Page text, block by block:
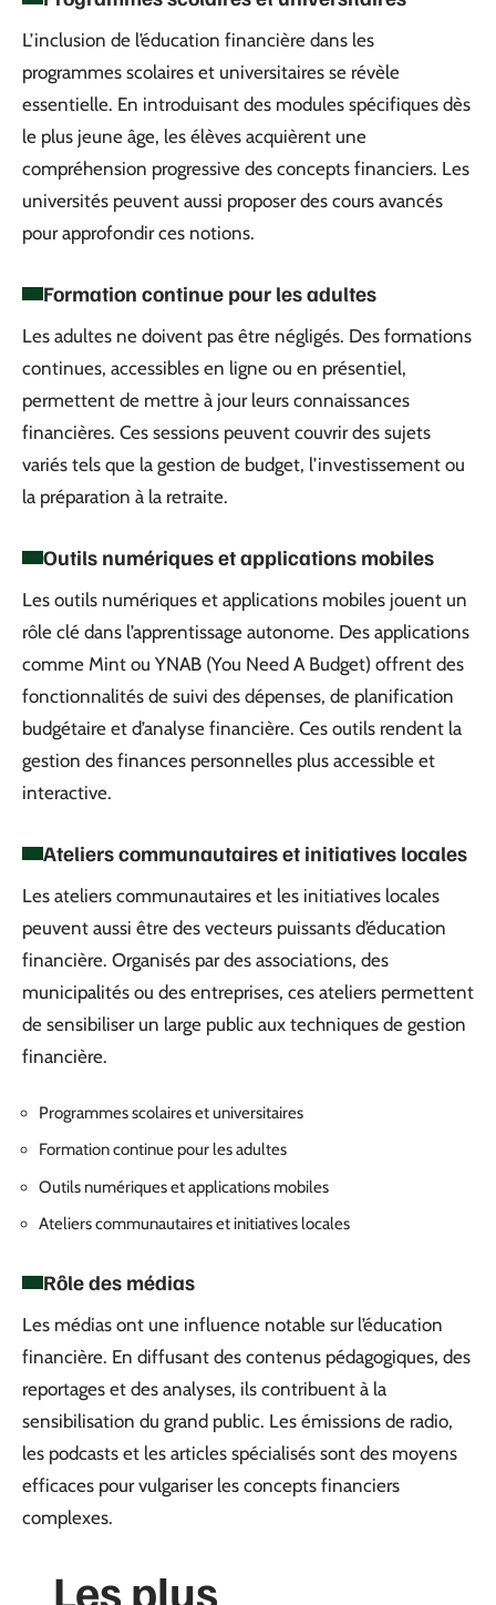
L’inclusion de l’éducation financière dans les
programmes scolaires et universitaires se révèle
essentielle. En introduisant des modules spécifiques dès
le plus jeune âge, les élèves acquièrent une
compréhension progressive des concepts financiers. Les
universités peuvent aussi proposer des cours avancés
pour approfondir ces notions.
Formation continue pour les adultes
Les adultes ne doivent pas être négligés. Des formations
continues, accessibles en ligne ou en présentiel,
permettent de mettre à jour leurs connaissances
financières. Ces sessions peuvent couvrir des sujets
variés tels que la gestion de budget, l’investissement ou
la préparation à la retraite.
Outils numériques et applications mobiles
Les outils numériques et applications mobiles jouent un
rôle clé dans l’apprentissage autonome. Des applications
comme Mint ou YNAB (You Need A Budget) offrent des
fonctionnalités de suivi des dépenses, de planification
budgétaire et d’analyse financière. Ces outils rendent la
gestion des finances personnelles plus accessible et
interactive.
Ateliers communautaires et initiatives locales
Les ateliers communautaires et les initiatives locales
peuvent aussi être des vecteurs puissants d’éducation
financière. Organisés par des associations, des
municipalités ou des entreprises, ces ateliers permettent
de sensibiliser un large public aux techniques de gestion
financière.
Programmes scolaires et universitaires
Formation continue pour les adultes
Outils numériques et applications mobiles
Ateliers communautaires et initiatives locales
Rôle des médias
Les médias ont une influence notable sur l’éducation
financière. En diffusant des contenus pédagogiques, des
reportages et des analyses, ils contribuent à la
sensibilisation du grand public. Les émissions de radio,
les podcasts et les articles spécialisés sont des moyens
efficaces pour vulgariser les concepts financiers
complexes.
Les plus